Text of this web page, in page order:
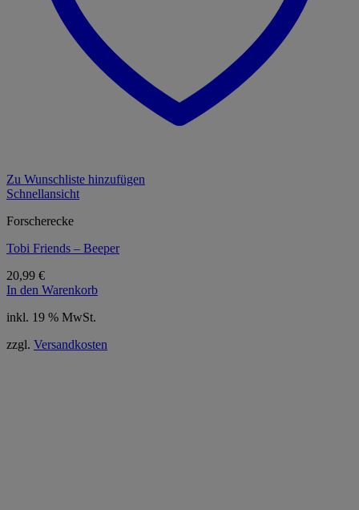
Zu Wunschliste hinzufügen
Schnellansicht
Forscherecke
Tobi Friends – Beeper
20,99 €
In den Warenkorb
inkl. 19 % MwSt.
zzgl. Versandkosten